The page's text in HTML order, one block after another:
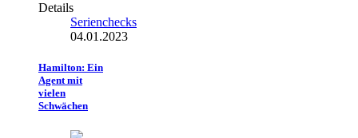
Details
Serienchecks
04.01.2023
Hamilton: Ein
Agent mit
vielen
Schwächen